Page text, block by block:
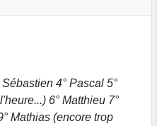
6° Matthieu 7°
Mathias (encore trop